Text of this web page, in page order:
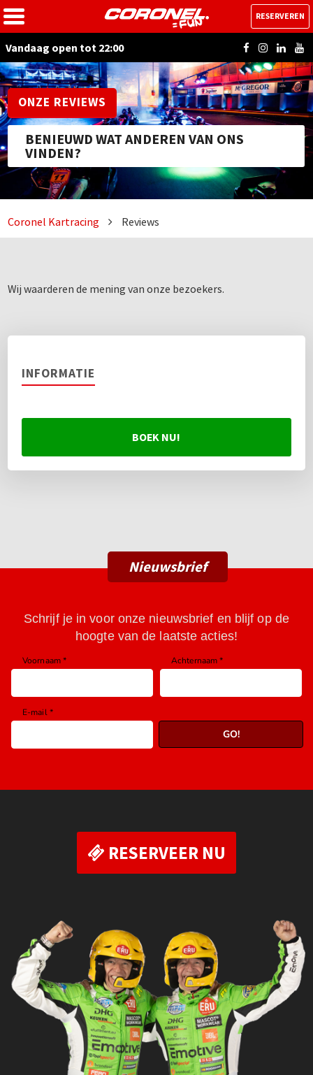
Vandaag open tot 22:00
RESERVEREN
ONZE REVIEWS
BENIEUWD WAT ANDEREN VAN ONS
VINDEN?
Coronel Kartracing Reviews
Wij waarderen de mening van onze bezoekers.
INFORMATIE
BOEK NU!
Nieuwsbrief
RESERVEER NU